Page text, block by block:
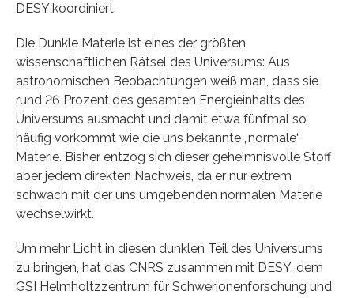
DESY koordiniert.
Die Dunkle Materie ist eines der größten
wissenschaftlichen Rätsel des Universums: Aus
astronomischen Beobachtungen weiß man, dass sie
rund 26 Prozent des gesamten Energieinhalts des
Universums ausmacht und damit etwa fünfmal so
häufig vorkommt wie die uns bekannte „normale“
Materie. Bisher entzog sich dieser geheimnisvolle Stoff
aber jedem direkten Nachweis, da er nur extrem
schwach mit der uns umgebenden normalen Materie
wechselwirkt.
Um mehr Licht in diesen dunklen Teil des Universums
zu bringen, hat das CNRS zusammen mit DESY, dem
GSI Helmholtzzentrum für Schwerionenforschung und